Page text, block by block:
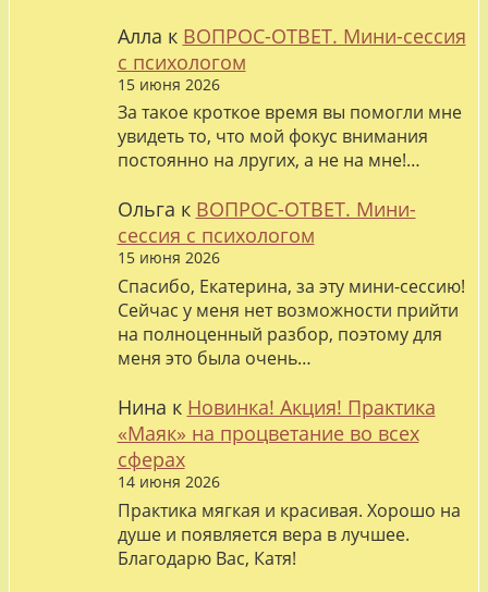
Алла к ВОПРОС-ОТВЕТ. Мини-сессия
с психологом
15 июня 2026
За такое кроткое время вы помогли мне
увидеть то, что мой фокус внимания
постоянно на лругих, а не на мне!…
Ольга к ВОПРОС-ОТВЕТ. Мини-
сессия с психологом
15 июня 2026
Спасибо, Екатерина, за эту мини-сессию!
Сейчас у меня нет возможности прийти
на полноценный разбор, поэтому для
меня это была очень…
Нина к Новинка! Акция! Практика
«Маяк» на процветание во всех
сферах
14 июня 2026
Практика мягкая и красивая. Хорошо на
душе и появляется вера в лучшее.
Благодарю Вас, Катя!